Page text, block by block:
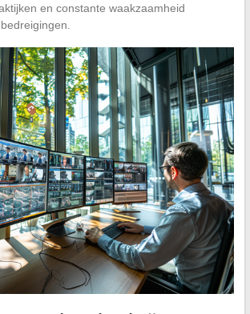
en constante waakzaamheid